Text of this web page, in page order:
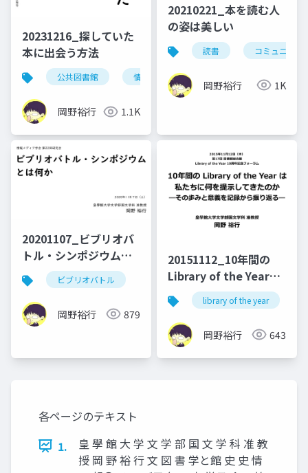
20231216_探していた
本に出会う方法
公共図書館 情報検索
岡野裕行 1.1K
20210221_本を読む人
の姿は美しい
読書 コミュニティ
岡野裕行 1K
20201107_ビブリオバ
トル・シンポジウムと
は何か ビブリオバトル
岡野裕行 879
20151112_10年間の
Library of the Yearは
私たちに何を提示して
きたのか：その歩みと
意義を記録から振り返
る
library of the year
岡野裕行 643
各ページのテキスト
1.
皇 學 館 大 学 文 学 部 国 文 学 科 准 教
授 岡 野 裕 行 文 図 書 学と館 史 史 情